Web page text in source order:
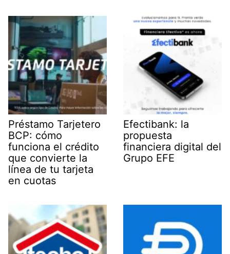
Préstamo Tarjetero
BCP: cómo
funciona el crédito
que convierte la
línea de tu tarjeta
en cuotas
Efectibank: la
propuesta
financiera digital del
Grupo EFE